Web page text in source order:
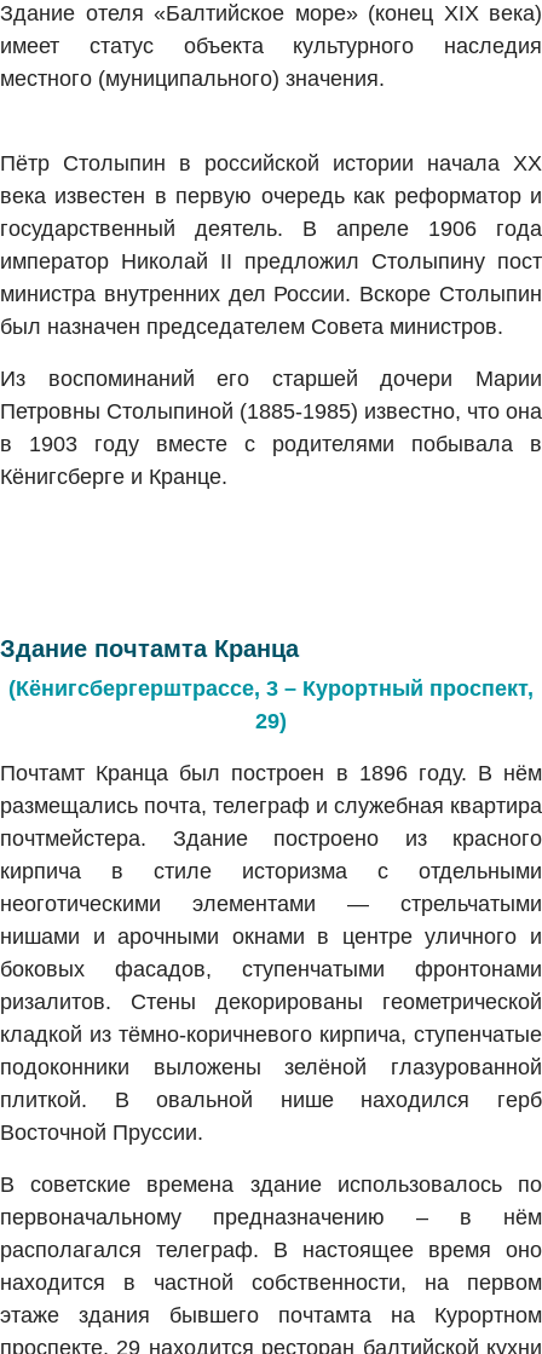
Здание отеля «Балтийское море» (конец XIX века)
имеет статус объекта культурного наследия
местного (муниципального) значения.
Пётр Столыпин в российской истории начала XX
века известен в первую очередь как реформатор и
государственный деятель. В апреле 1906 года
император Николай II предложил Столыпину пост
министра внутренних дел России. Вскоре Столыпин
был назначен председателем Совета министров.
Из воспоминаний его старшей дочери Марии
Петровны Столыпиной (1885-1985) известно, что она
в 1903 году вместе с родителями побывала в
Кёнигсберге и Кранце.
Здание почтамта Кранца
(Кёнигсбергерштрассе, 3 – Курортный проспект,
29)
Почтамт Кранца был построен в 1896 году. В нём
размещались почта, телеграф и служебная квартира
почтмейстера. Здание построено из красного
кирпича в стиле историзма с отдельными
неоготическими элементами — стрельчатыми
нишами и арочными окнами в центре уличного и
боковых фасадов, ступенчатыми фронтонами
ризалитов. Стены декорированы геометрической
кладкой из тёмно-коричневого кирпича, ступенчатые
подоконники выложены зелёной глазурованной
плиткой. В овальной нише находился герб
Восточной Пруссии.
В советские времена здание использовалось по
первоначальному предназначению – в нём
располагался телеграф. В настоящее время оно
находится в частной собственности, на первом
этаже здания бывшего почтамта на Курортном
проспекте, 29 находится ресторан балтийской кухни